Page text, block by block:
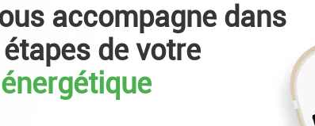
accompagne dans
de votre